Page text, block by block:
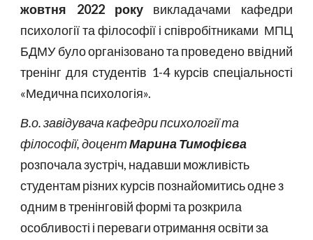
жовтня 2022 року викладачами кафедри
психології та філософії і співробітниками МПЦ
БДМУ було організовано та проведено ввідний
тренінг для студентів 1-4 курсів спеціальності
«Медична психологія».
В.о. завідувача кафедри психології та
філософії, доцентМарина Тимофієва
розпочала зустріч, надавши можливість
студентам різних курсів познайомитись одне з
одним в тренінговій формі та розкрила
особливості і переваги отримання освіти за